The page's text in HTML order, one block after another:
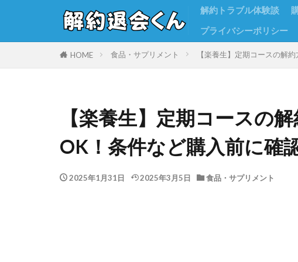
解約トラブル体験談
プライバシーポリシー
HOME 食品・サプリメント 【楽養生】定期コースの解
【楽養生】定期コースの
OK！条件など購入前に確
2025年1月31日 2025年3月5日 食品・サプリメント